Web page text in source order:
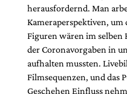
herausfordernd. Man
Kameraperspektiven,
Figuren wären im selben
der Coronavorgaben in
aufhalten mussten.
Filmsequenzen, und das
Geschehen Einfluss